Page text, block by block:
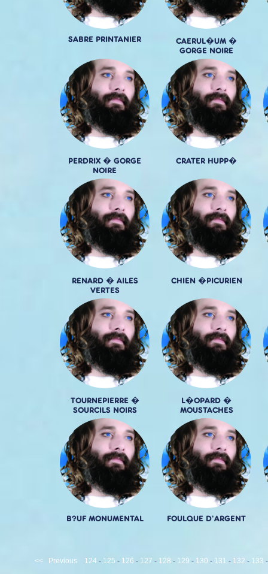
SABRE PRINTANIER
CAERUL�UM �
GORGE NOIRE
PERDRIX � GORGE
NOIRE
CRATER HUPP�
RENARD � AILES
VERTES
CHIEN �PICURIEN
TOURNEPIERRE �
SOURCILS NOIRS
L�OPARD �
MOUSTACHES
B?UF MONUMENTAL FOULQUE D'ARGENT
<< Previous 124 - 125 - 126 - 127 - 128 - 129 - 130 - 131 - 132 - 133